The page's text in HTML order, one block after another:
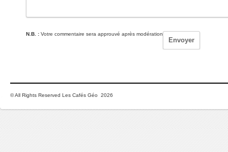
N.B. : Votre commentaire sera approuvé après modération
© All Rights Reserved Les Cafés Géo 2026